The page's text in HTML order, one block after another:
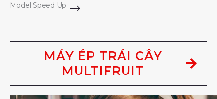
Model Speed Up
MÁY ÉP TRÁI CÂY
MULTIFRUIT